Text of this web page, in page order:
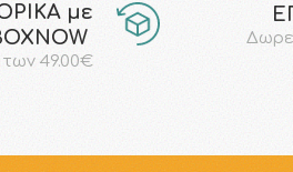
με
49.00€